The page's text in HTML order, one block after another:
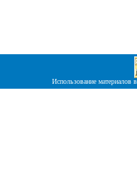
Использование материалов